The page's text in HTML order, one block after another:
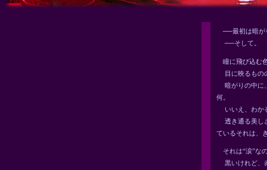
──最初は暗が
──そして。
瞳に飛び込む
目に映るもの
暗がりの中に
何。
いいえ、わか
透き通る美し
ているそれは、
それは“涙”な
黒いけれど、